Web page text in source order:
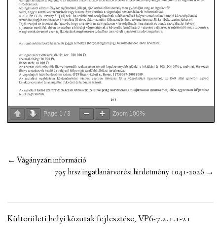
ÓVODA ÉS MINI BÖLCSŐDE
Page 1 / 3 Zoom 100%
Post
← Vágányzári információ
795 hrsz ingatlanárverési hirdetmény 1041-2026 →
Külterületi helyi közutak fejlesztése, VP6-7.2.1.1-21